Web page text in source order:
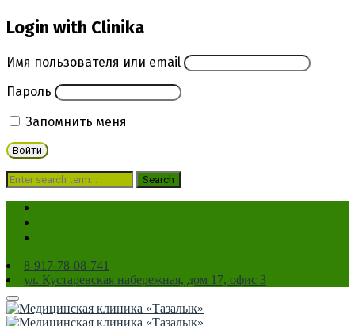
Login with Clinika
Имя пользователя или email
Пароль
Запомнить меня
8-917-78-08-741
ул. Кустаревская набережная, дом 17, офис 3
X-Ray Imagery